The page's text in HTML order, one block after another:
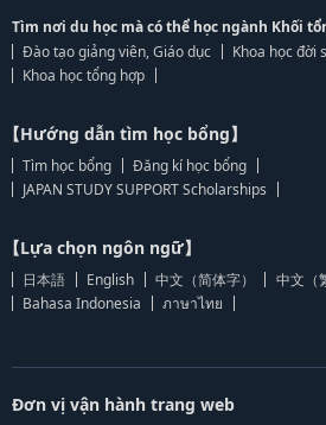
Tìm nơi du học mà có thể học ngành Khối
Đào tạo giảng viên, Giáo dục
Khoa học đời
Khoa học tổng hợp
【Hướng dẫn tìm học bổng】
Tìm học bổng
Đăng kí học bổng
JAPAN STUDY SUPPORT Scholarships
【Lựa chọn ngôn ngữ】
日本語 English 中文（简体字） 中文（
Bahasa Indonesia
ภาษาไทย
Đơn vị vận hành trang web